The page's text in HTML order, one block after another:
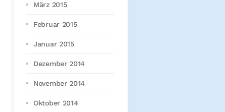
März 2015
Februar 2015
Januar 2015
Dezember 2014
November 2014
Oktober 2014